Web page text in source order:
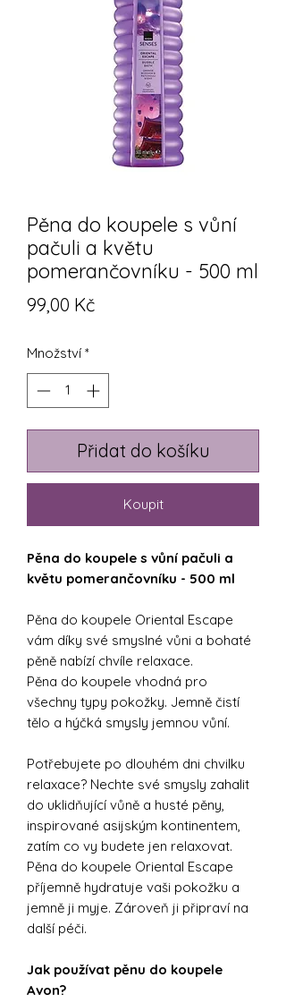
Pěna do koupele s vůní
pačuli a květu
pomerančovníku - 500 ml
99,00 KčCena
Množství *
Přidat do košíku
Koupit
Pěna do koupele s vůní pačuli a
květu pomerančovníku - 500 ml
Pěna do koupele Oriental Escape
vám díky své smyslné vůni a bohaté
pěně nabízí chvíle relaxace.
Pěna do koupele vhodná pro
všechny typy pokožky. Jemně čistí
tělo a hýčká smysly jemnou vůní.
Potřebujete po dlouhém dni chvilku
relaxace? Nechte své smysly zahalit
do uklidňující vůně a husté pěny,
inspirované asijským kontinentem,
zatím co vy budete jen relaxovat.
Pěna do koupele Oriental Escape
příjemně hydratuje vaši pokožku a
jemně ji myje. Zároveň ji připraví na
další péči.
Jak používat pěnu do koupele
Avon?